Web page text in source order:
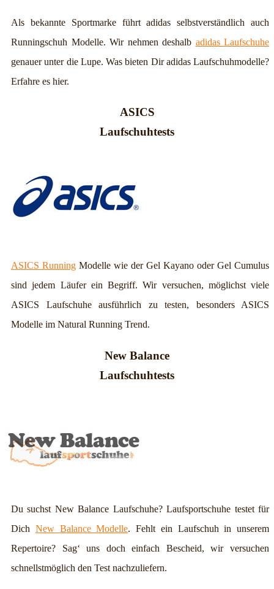
Als bekannte Sportmarke führt adidas selbstverständlich auch
Runningschuh Modelle. Wir nehmen deshalb adidas Laufschuhe
genauer unter die Lupe. Was bieten Dir adidas Laufschuhmodelle?
Erfahre es hier.
ASICS
Laufschuhtests
ASICS Running Modelle wie der Gel Kayano oder Gel Cumulus
sind jedem Läufer ein Begriff. Wir versuchen, möglichst viele
ASICS Laufschuhe ausführlich zu testen, besonders ASICS
Modelle im Natural Running Trend.
New Balance
Laufschuhtests
Du suchst New Balance Laufschuhe? Laufsportschuhe testet für
Dich New Balance Modelle. Fehlt ein Laufschuh in unserem
Repertoire? Sag‘ uns doch einfach Bescheid, wir versuchen
schnellstmöglich den Test nachzuliefern.